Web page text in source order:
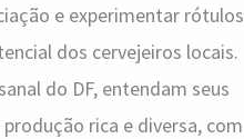
e experimentar rótulos
dos cervejeiros locais.
do DF, entendam seus
rica e diversa, com